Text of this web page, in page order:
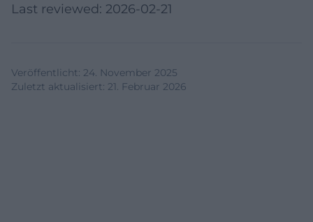
Last reviewed: 2026-02-21
Veröffentlicht: 24. November 2025
Zuletzt aktualisiert: 21. Februar 2026